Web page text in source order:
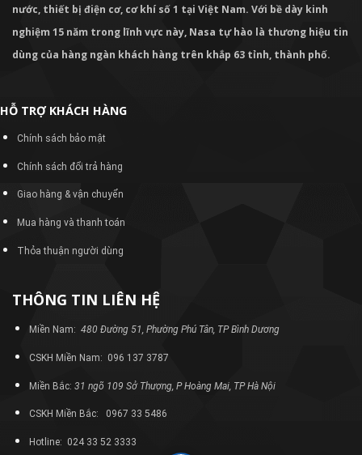
nước, thiết bị điện cơ, cơ khí số 1 tại Việt Nam. Với bề dày kinh
nghiệm 15 năm trong lĩnh vực này, Nasa tự hào là thương hiệu tin
dùng của hàng ngàn khách hàng trên khắp 63 tỉnh, thành phố.
HỖ TRỢ KHÁCH HÀNG
Chính sách bảo mật
Chính sách đổi trả hàng
Giao hàng & vận chuyển
Mua hàng và thanh toán
Thỏa thuận người dùng
THÔNG TIN LIÊN HỆ
Miền Nam: 480 Đường 51, Phường Phú Tân, TP Bình Dương
CSKH Miền Nam: 096 137 3787
Miền Bắc: 31 ngõ 109 Sở Thượng, P Hoàng Mai, TP Hà Nội
CSKH Miền Bắc: 0967 33 5486
Hotline: 024 33 52 3333